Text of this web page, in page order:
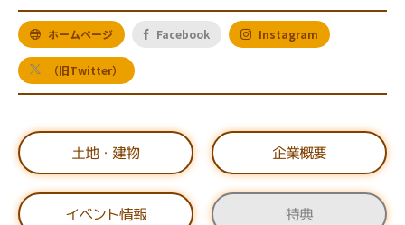
ホームページ Facebook Instagram
（旧Twitter）
土地・建物 企業概要
イベント情報 特典